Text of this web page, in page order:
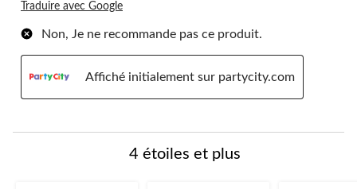
Traduire avec Google
Non, Je ne recommande pas ce produit.
Affiché initialement sur partycity.com
4 étoiles et plus